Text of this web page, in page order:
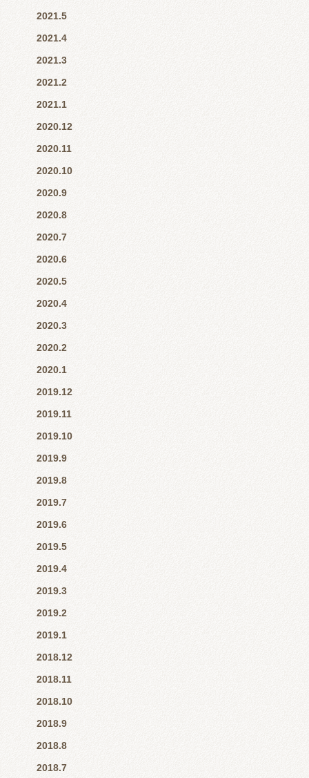
2021.5
2021.4
2021.3
2021.2
2021.1
2020.12
2020.11
2020.10
2020.9
2020.8
2020.7
2020.6
2020.5
2020.4
2020.3
2020.2
2020.1
2019.12
2019.11
2019.10
2019.9
2019.8
2019.7
2019.6
2019.5
2019.4
2019.3
2019.2
2019.1
2018.12
2018.11
2018.10
2018.9
2018.8
2018.7